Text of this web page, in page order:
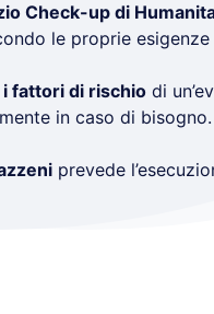
Check-up di
le proprie esigenze
fattori di rischio di
in caso di bisogno.
prevede